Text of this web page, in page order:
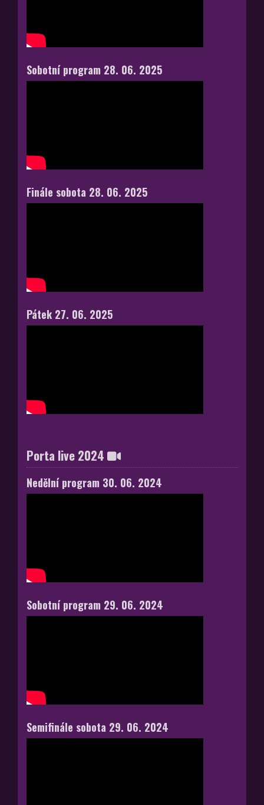
Sobotní program 28. 06. 2025
Finále sobota 28. 06. 2025
Pátek 27. 06. 2025
Porta live 2024
Nedělní program 30. 06. 2024
Sobotní program 29. 06. 2024
Semifinále sobota 29. 06. 2024